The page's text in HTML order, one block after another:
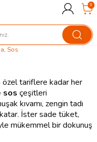
0
Sos
özel tariflere kadar her
sos çeşitleri
kıvamı, zengin tadı
İster sade tüket,
mükemmel bir dokunuş